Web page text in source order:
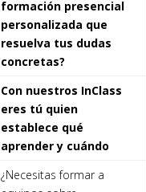
formación presencial
personalizada que
resuelva tus dudas
concretas?
Con nuestros InClass
eres tú quien
establece qué
aprender y cuándo
¿Necesitas formar a